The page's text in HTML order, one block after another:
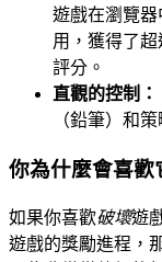
遊戲在瀏覽
用，獲得了超
評分。
直觀的控制：
（鉛筆）和
你為什麼會喜歡
如果你喜歡破壞遊
遊戲的獎勵進程，